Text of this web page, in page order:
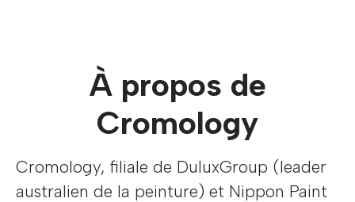
À propos de
Cromology
Cromology, filiale de DuluxGroup (leader
australien de la peinture) et Nippon Paint